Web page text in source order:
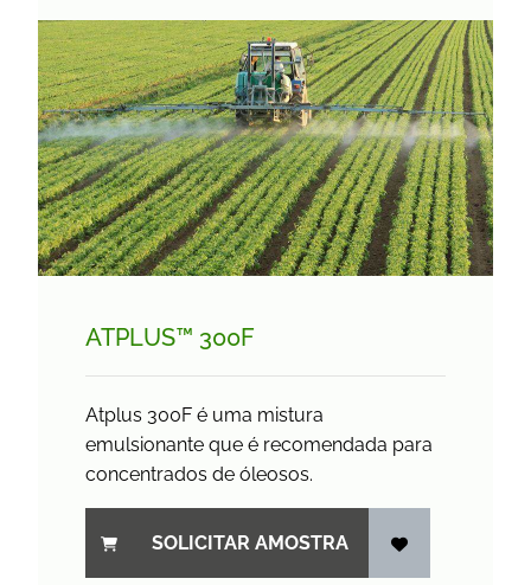
ATPLUS™ 300F
Atplus 300F é uma mistura
emulsionante que é recomendada para
concentrados de óleosos.
SOLICITAR AMOSTRA